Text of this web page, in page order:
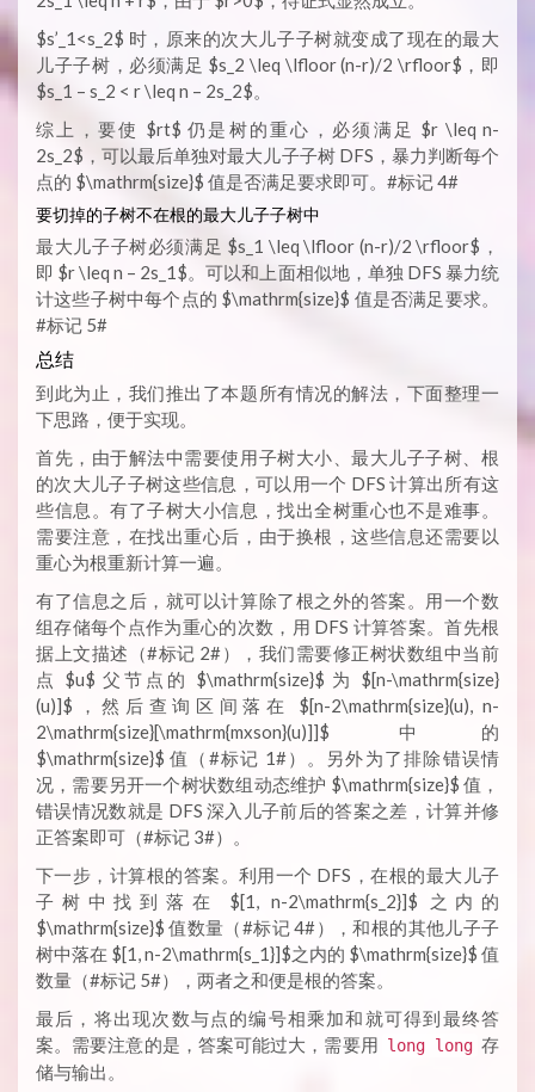
$s’_1<s_2$ 时，原来的次大儿子子树就变成了现在的最大
儿子子树，必须满足 $s_2 \leq \lfloor (n-r)/2 \rfloor$，即
$s_1 – s_2 < r \leq n – 2s_2$。
综上，要使 $rt$ 仍是树的重心，必须满足 $r \leq n-
2s_2$，可以最后单独对最大儿子子树 DFS，暴力判断每个
点的 $\mathrm{size}$ 值是否满足要求即可。#标记 4#
要切掉的子树不在根的最大儿子子树中
最大儿子子树必须满足 $s_1 \leq \lfloor (n-r)/2 \rfloor$，
即 $r \leq n – 2s_1$。可以和上面相似地，单独 DFS 暴力统
计这些子树中每个点的 $\mathrm{size}$ 值是否满足要求。
#标记 5#
总结
到此为止，我们推出了本题所有情况的解法，下面整理一
下思路，便于实现。
首先，由于解法中需要使用子树大小、最大儿子子树、根
的次大儿子子树这些信息，可以用一个 DFS 计算出所有这
些信息。有了子树大小信息，找出全树重心也不是难事。
需要注意，在找出重心后，由于换根，这些信息还需要以
重心为根重新计算一遍。
有了信息之后，就可以计算除了根之外的答案。用一个数
组存储每个点作为重心的次数，用 DFS 计算答案。首先根
据上文描述（#标记 2#），我们需要修正树状数组中当前
点 $u$ 父节点的 $\mathrm{size}$ 为 $[n-\mathrm{size}
(u)]$，然后查询区间落在 $[n-2\mathrm{size}(u), n-
2\mathrm{size}[\mathrm{mxson}(u)]]$ 中的
$\mathrm{size}$ 值（#标记 1#）。另外为了排除错误情
况，需要另开一个树状数组动态维护 $\mathrm{size}$ 值，
错误情况数就是 DFS 深入儿子前后的答案之差，计算并修
正答案即可（#标记 3#）。
下一步，计算根的答案。利用一个 DFS，在根的最大儿子
子树中找到落在 $[1, n-2\mathrm{s_2}]$ 之内的
$\mathrm{size}$ 值数量（#标记 4#），和根的其他儿子子
树中落在 $[1, n-2\mathrm{s_1}]$之内的 $\mathrm{size}$ 值
数量（#标记 5#），两者之和便是根的答案。
最后，将出现次数与点的编号相乘加和就可得到最终答
案。需要注意的是，答案可能过大，需要用 long long 存
储与输出。